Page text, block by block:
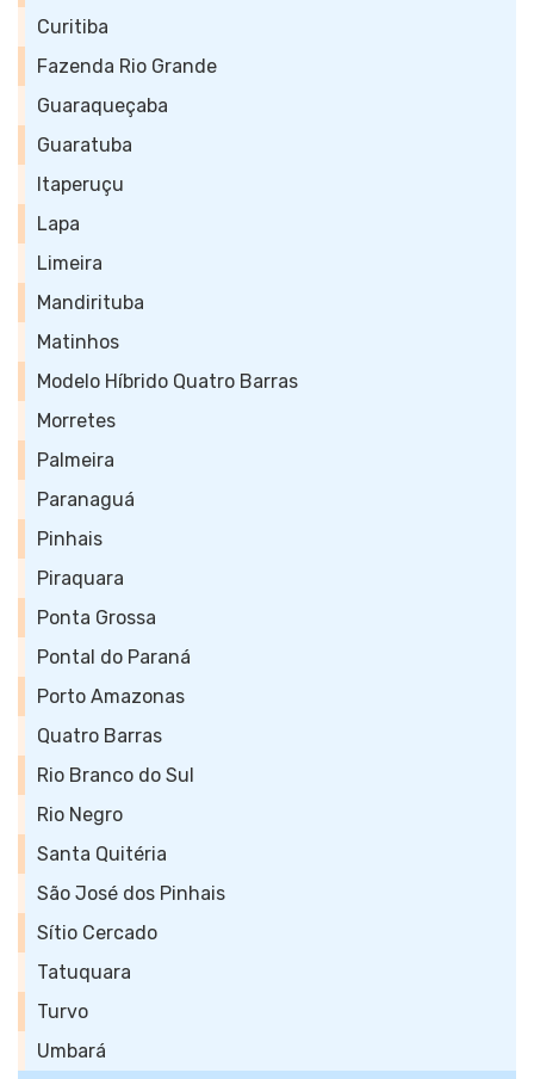
Curitiba
Fazenda Rio Grande
Guaraqueçaba
Guaratuba
Itaperuçu
Lapa
Limeira
Mandirituba
Matinhos
Modelo Híbrido Quatro Barras
Morretes
Palmeira
Paranaguá
Pinhais
Piraquara
Ponta Grossa
Pontal do Paraná
Porto Amazonas
Quatro Barras
Rio Branco do Sul
Rio Negro
Santa Quitéria
São José dos Pinhais
Sítio Cercado
Tatuquara
Turvo
Umbará